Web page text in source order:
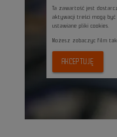
Ta zawartość jest
aktywacji treści mogą
ustawiane pliki cookies.
Możesz zobaczyc film
AKCEPTUJĘ